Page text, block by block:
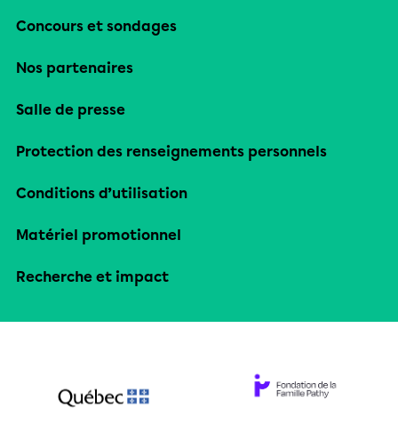
Concours et sondages
Nos partenaires
Salle de presse
Protection des renseignements personnels
Conditions d’utilisation
Matériel promotionnel
Recherche et impact